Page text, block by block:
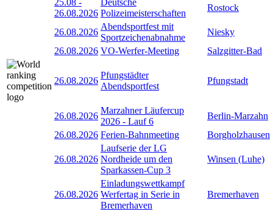
26.08.2026 Polizeimeisterschaften
Rostock
26.08.2026
Abendsportfest mit
Sportzeichenabnahme
Niesky
26.08.2026 VO-Werfer-Meeting Salzgitter-Bad
26.08.2026
Pfungstädter
Abendsportfest
Pfungstadt
26.08.2026
Marzahner Läufercup
2026 - Lauf 6
Berlin-Marzahn
26.08.2026 Ferien-Bahnmeeting Borgholzhausen
26.08.2026
Laufserie der LG
Nordheide um den
Sparkassen-Cup 3
Winsen (Luhe)
26.08.2026
Einladungswettkampf
Werfertag in Serie in
Bremerhaven
Bremerhaven